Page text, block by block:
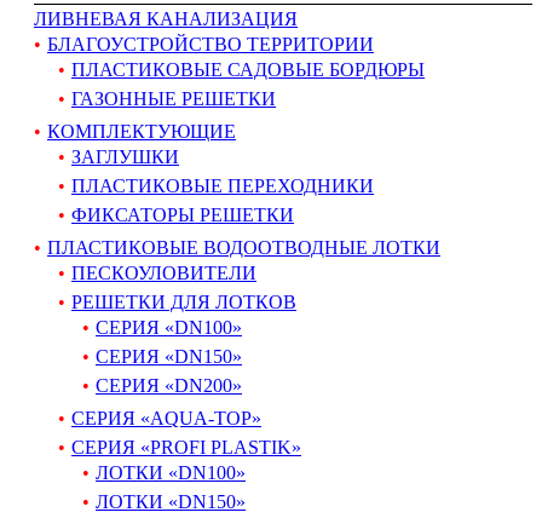
ЛИВНЕВАЯ КАНАЛИЗАЦИЯ
БЛАГОУСТРОЙСТВО ТЕРРИТОРИИ
ПЛАСТИКОВЫЕ САДОВЫЕ БОРДЮРЫ
ГАЗОННЫЕ РЕШЕТКИ
КОМПЛЕКТУЮЩИЕ
ЗАГЛУШКИ
ПЛАСТИКОВЫЕ ПЕРЕХОДНИКИ
ФИКСАТОРЫ РЕШЕТКИ
ПЛАСТИКОВЫЕ ВОДООТВОДНЫЕ ЛОТКИ
ПЕСКОУЛОВИТЕЛИ
РЕШЕТКИ ДЛЯ ЛОТКОВ
СЕРИЯ «DN100»
СЕРИЯ «DN150»
СЕРИЯ «DN200»
СЕРИЯ «AQUA-TOP»
СЕРИЯ «PROFI PLASTIK»
ЛОТКИ «DN100»
ЛОТКИ «DN150»